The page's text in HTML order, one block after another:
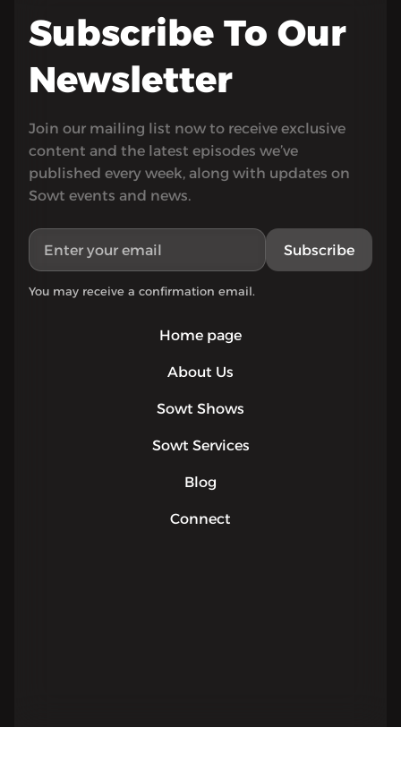
Home page
About Us
Sowt Shows
Sowt Services
Blog
Connect
Subscribe To Our
Newsletter
Join our mailing list now to receive exclusive
content and the latest episodes we’ve
published every week, along with updates on
Sowt events and news.
Subscribe
You may receive a confirmation email.